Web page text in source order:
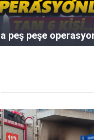
peş peşe